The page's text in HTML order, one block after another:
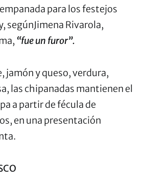
para los festejos
segúnJimena Rivarola,
“fue un furor”.
jamón y queso, verdura,
las chipanadas mantienen el
a partir de fécula de
en una presentación